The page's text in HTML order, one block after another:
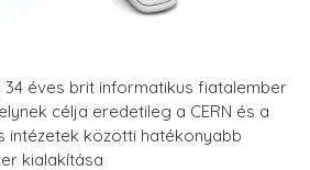
34 éves brit informatikus fiatalember
célja eredetileg a CERN és a
intézetek közötti hatékonyabb
kialakítása